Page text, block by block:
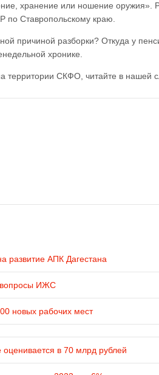
хранение или ношение оружия».
по Ставропольскому краю.
причиной разборки? Откуда у
хронике.
территории СКФО, читайте в нашей
развитие АПК Дагестана
вопросы ИЖС
новых рабочих мест
оценивается в 70 млрд рублей